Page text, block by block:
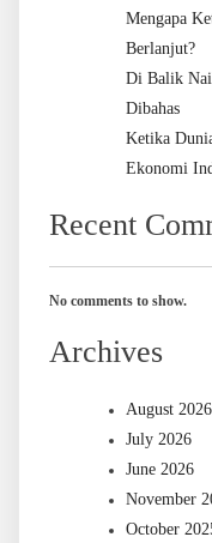
Mengapa
Berlanjut?
Di Balik
Dibahas
Ketika
Ekonomi
Recent
No comments to show.
Archives
August 2026
July 2026
June 2026
November
October